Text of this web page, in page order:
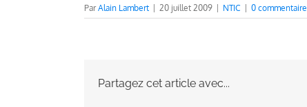
ParAlain Lambert 20 juillet 2009 NTIC 0 commentaire
Partagez cet article avec...